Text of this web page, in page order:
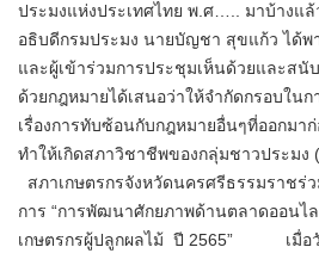
ประมงแห่งประเทศไทย พ.ศ….. มาบ้างแล้
อธิบดีกรมประมง นายบัญชา สุขแก้ว ได้
และผู้เข้าร่วมการประชุมเห็นด้วยและสนั
ด้วยกฎหมายได้เสนอว่าให้จำกัดกรอบใน
เรื่องการทับซ้อนกับกฎหมายอื่นๆที่ออกมา
ทำให้เกิดสภาวิชาชีพของกลุ่มชาวประม
สภาเกษตรกรจังหวัดนครศรีธรรมราชร่
การ “การพัฒนาศักยภาพด้านตลาดออนไ
เกษตรกรผู้ปลูกผลไม้ ปี 2565” เมื่อ